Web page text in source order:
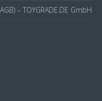
– TOYGRADE.DE GmbH